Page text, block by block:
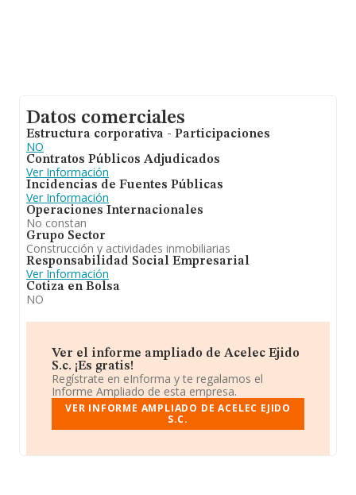
Datos comerciales
Estructura corporativa - Participaciones
NO
Contratos Públicos Adjudicados
Ver Información
Incidencias de Fuentes Públicas
Ver Información
Operaciones Internacionales
No constan
Grupo Sector
Construcción y actividades inmobiliarias
Responsabilidad Social Empresarial
Ver Información
Cotiza en Bolsa
NO
Ver el informe ampliado de Acelec Ejido
S.c. ¡Es gratis!
Regístrate en eInforma y te regalamos el
Informe Ampliado de esta empresa.
VER INFORME AMPLIADO DE ACELEC EJIDO
S.C.